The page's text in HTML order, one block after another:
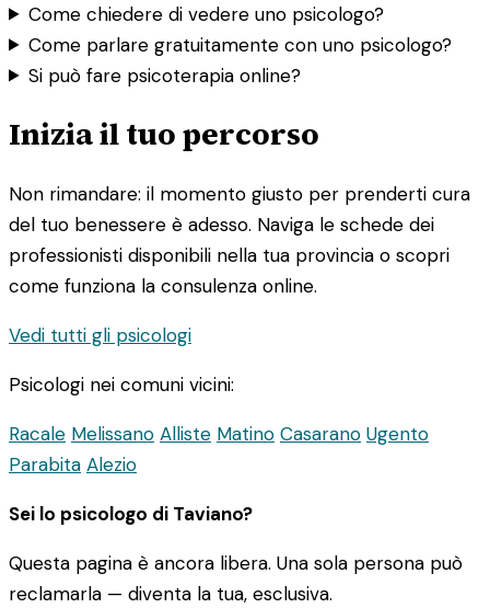
Come chiedere di vedere uno psicologo?
Come parlare gratuitamente con uno psicologo?
Si può fare psicoterapia online?
Inizia il tuo percorso
Non rimandare: il momento giusto per prenderti cura
del tuo benessere è adesso. Naviga le schede dei
professionisti disponibili nella tua provincia o scopri
come funziona la consulenza online.
Vedi tutti gli psicologi
Psicologi nei comuni vicini:
Racale Melissano Alliste Matino Casarano Ugento
Parabita Alezio
Sei lo psicologo di Taviano?
Questa pagina è ancora libera. Una sola persona può
reclamarla — diventa la tua, esclusiva.